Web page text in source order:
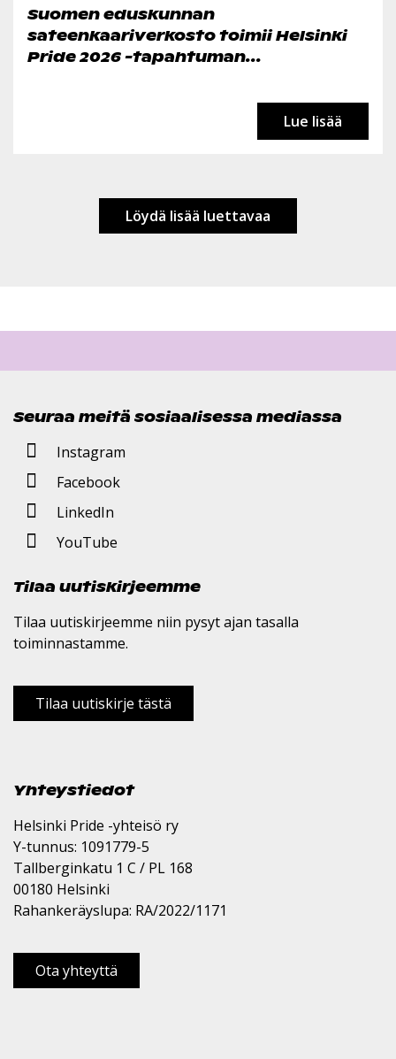
Suomen eduskunnan
sateenkaariverkosto toimii Helsinki
Pride 2026 -tapahtuman...
Lue lisää
Löydä lisää luettavaa
Seuraa meitä sosiaalisessa mediassa
Instagram
Facebook
LinkedIn
YouTube
Tilaa uutiskirjeemme
Tilaa uutiskirjeemme niin pysyt ajan tasalla
toiminnastamme.
Tilaa uutiskirje tästä
Yhteystiedot
Helsinki Pride -yhteisö ry
Y-tunnus: 1091779-5
Tallberginkatu 1 C / PL 168
00180 Helsinki
Rahankeräyslupa: RA/2022/1171
Ota yhteyttä